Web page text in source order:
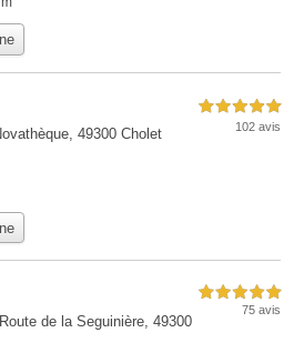
49300 Cholet
5,0 étoiles sur 5
102 avis
de la Seguinière, 49300
5,0 étoiles sur 5
75 avis